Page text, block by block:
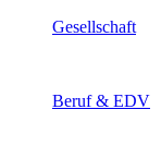
Gesellschaft
Beruf & EDV